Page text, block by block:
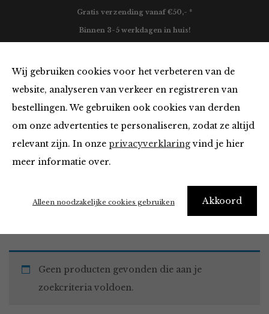
Wij gebruiken cookies voor het verbeteren van de
website, analyseren van verkeer en registreren van
bestellingen. We gebruiken ook cookies van derden
om onze advertenties te personaliseren, zodat ze altijd
relevant zijn. In onze privacyverklaringvind je hier
meer informatie over.
Akkoord
Alleen noodzakelijke cookies gebruiken
Gratis verzending vanaf €50,- *
Binnen 3-5 werkdagen in huis!
Blazers & Jassen
Home Winkel Kleding Blazers & Jassen
Geen producten gevonden die aan je
zoekcriteria voldoen.